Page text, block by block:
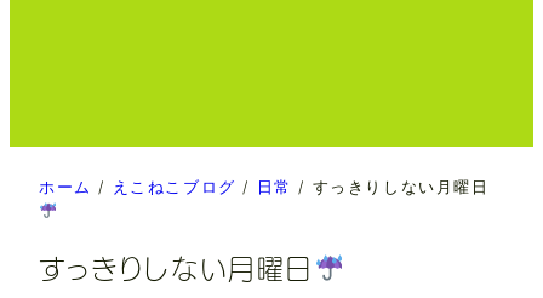
ホーム / えこねこブログ / 日常 / すっきりしない月曜日
すっきりしない月曜日